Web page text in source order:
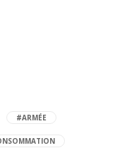
#ARMÉE